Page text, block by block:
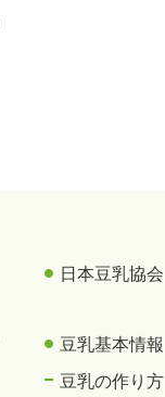
日本豆乳協会
豆乳基本情報
豆乳の作り方